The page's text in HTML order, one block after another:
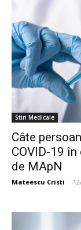
Stiri Medicale
Câte
COVID-19
de MApN
Mateescu Cristi -